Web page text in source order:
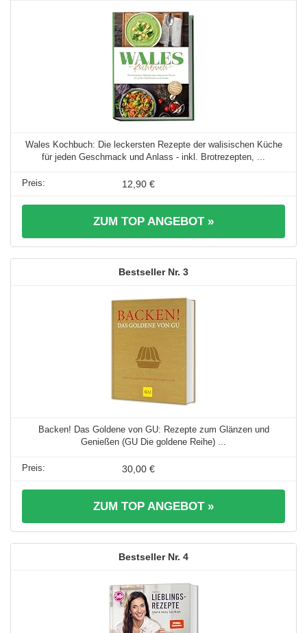
Wales Kochbuch: Die leckersten Rezepte der walisischen Küche
für jeden Geschmack und Anlass - inkl. Brotrezepten, ...
12,90 €
ZUM TOP ANGEBOT »
3
Backen! Das Goldene von GU: Rezepte zum Glänzen und
Genießen (GU Die goldene Reihe) ...
30,00 €
ZUM TOP ANGEBOT »
4